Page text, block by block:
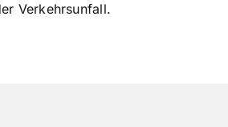
Verkehrsunfall.